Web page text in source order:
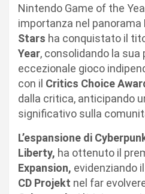
Nintendo Game of the
importanza nel panorama
Stars ha conquistato il
Year, consolidando la sua
eccezionale gioco
con il Critics Choice
dalla critica, anticipando
significativo sulla
L’espansione di
Liberty, ha ottenuto il
Expansion, evidenziando
CD Projekt nel far